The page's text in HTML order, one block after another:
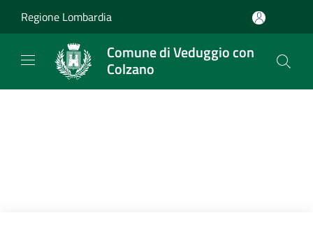
Regione Lombardia
Comune di Veduggio con
Colzano